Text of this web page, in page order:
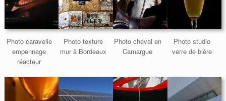
Photo caravelle
empennage
réacteur
Photo texture
mur à Bordeaux
Photo cheval en
Camargue
Photo studio
verre de bière